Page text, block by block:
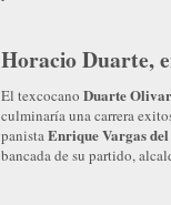
Horacio Duarte,
El texcocano Duarte
culminaría una carrera
panistaEnrique Vargas
bancada de su partido,